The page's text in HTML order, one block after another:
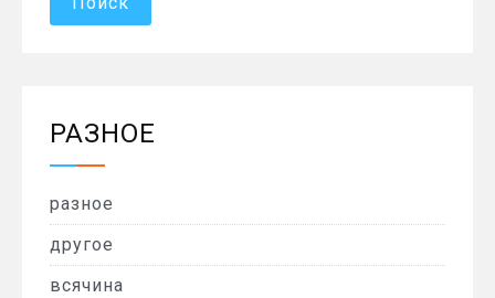
РАЗНОЕ
разное
другое
всячина